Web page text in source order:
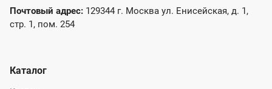
Почтовый адрес: 129344 г. Москва ул. Енисейская, д. 1,
стр. 1, пом. 254
Каталог